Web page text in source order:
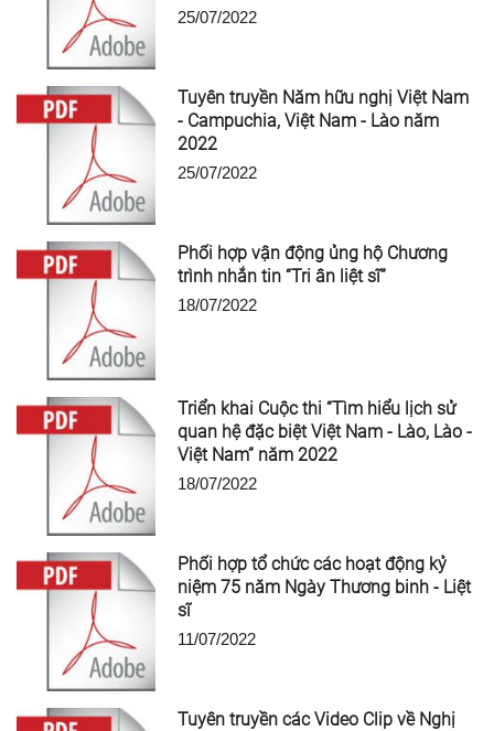
25/07/2022
Tuyên truyền Năm hữu nghị Việt Nam
- Campuchia, Việt Nam - Lào năm
2022
25/07/2022
Phối hợp vận động ủng hộ Chương
trình nhắn tin “Tri ân liệt sĩ”
18/07/2022
Triển khai Cuộc thi “Tìm hiểu lịch sử
quan hệ đặc biệt Việt Nam - Lào, Lào -
Việt Nam” năm 2022
18/07/2022
Phối hợp tổ chức các hoạt động kỷ
niệm 75 năm Ngày Thương binh - Liệt
sĩ
11/07/2022
Tuyên truyền các Video Clip về Nghị